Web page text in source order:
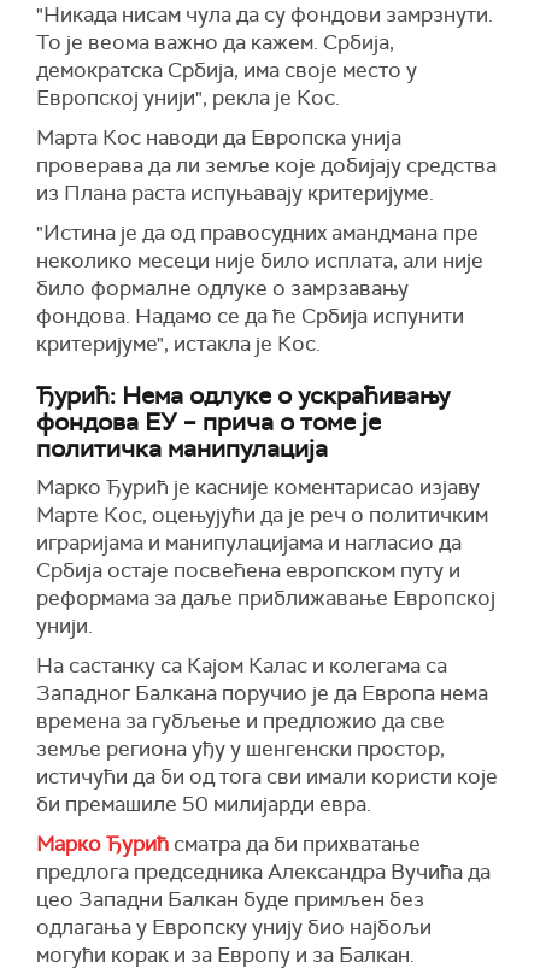
"Никада нисам чула да су фондови замрзнути.
То је веома важно да кажем. Србија,
демократска Србија, има своје место у
Европској унији", рекла је Кос.
Марта Кос наводи да Европска унија
проверава да ли земље које добијају средства
из Плана раста испуњавају критеријуме.
"Истина је да од правосудних амандмана пре
неколико месеци није било исплата, али није
било формалне одлуке о замрзавању
фондова. Надамо се да ће Србија испунити
критеријуме", истакла је Кос.
Ђурић: Нема одлуке о ускраћивању
фондова ЕУ – прича о томе је
политичка манипулација
Марко Ђурић је касније коментарисао изјаву
Марте Кос, оцењујући да је реч о политичким
играријама и манипулацијама и нагласио да
Србија остаје посвећена европском путу и
реформама за даље приближавање Европској
унији.
На састанку са Кајом Калас и колегама са
Западног Балкана поручио је да Европа нема
времена за губљење и предложио да све
земље региона уђу у шенгенски простор,
истичући да би од тога сви имали користи које
би премашиле 50 милијарди евра.
Марко Ђурић сматра да би прихватање
предлога председника Александра Вучића да
цео Западни Балкан буде примљен без
одлагања у Европску унију био најбољи
могући корак и за Европу и за Балкан.